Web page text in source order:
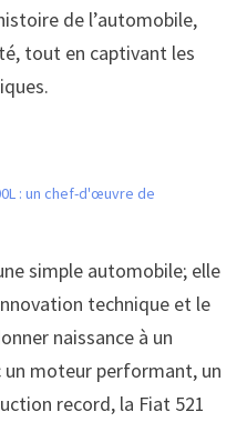
de l’automobile,
tout en captivant les
: un chef-d'œuvre de
simple automobile; elle
technique et le
naissance à un
moteur performant, un
record, la Fiat 521